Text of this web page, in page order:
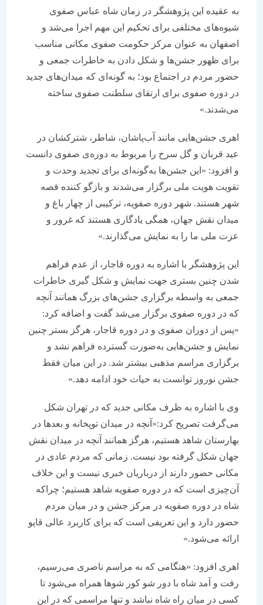
به عقیده این پژوهشگر در زمان شاه عباس صفوی
شیوه‌های مختلفی برای تحکیم این مهم اجرا می‌شد و
اصفهان به عنوان مرکز حکومت صفوی مکانی مناسب
برای ظهور جشن‌ها و شکل دادن به خاطرات جمعی و
حضور مردم در اجتماع بود؛ به گونه‌ای که میدان‌های جدید
در دوره صفوی برای ارتقای سلطنت صفوی ساخته
می‌شدند.»
اهری جشن‌هایی مانند آب‌پاشان، شاطر، شترکشان در
عید قربان و گل سرخ را مربوط به دوره‌ی صفوی دانست
و افزود: «این جشن‌ها به‌گونه‌ای برای تجدید وحدت و
تقویت هویت ملی برگزار می‌شدند و بازگو کننده قصه
شهر هستند. شهر دوره صفویه، ترکیبی از چهار باغ و
میدان نقش جهان، همگی یادگاری هستند که غرور و
عزت ملی ما را به نمایش می‌گذارند.»
این پژوهشگر با اشاره به دوره قاجار، از عدم فراهم
شدن چنین بستری جهت نمایش و شکل گیری خاطرات
جمعی به واسطه برگزاری جشن‌های بزرگ همانند آنچه
که در دوره صفوی برگزار می‌شد گفت و اضافه کرد:
«پس از دوران صفوی و در دوره‌ قاجار، هرگز بستر چنین
نمایش‌ و جشن‌هایی به‌صورت گسترده فراهم نشد و
برگزاری مراسم مذهبی بیشتر شد. در این میان فقط
جشن نوروز توانست به حیات خود ادامه دهد.»
وی با اشاره به ظرف مکانی جدید که در تهران شکل
می‌گرفت تصریح کرد:«آنچه در میدان توپخانه و بعدها در
بهارستان شاهد هستیم، هرگز همانند آنچه در میدان نقش
جهان شکل گرفته بود نیست. زمانی که مردم عادی در
مکانی حضور دارند از درباریان خبری نیست و این خلاف
آن‌چیزی است که در دوره صفویه شاهد هستیم؛ چراکه
شاه در دوره صفویه در مرکز جشن و در میان مردم
حضور دارد و این تعریفی است که برای کاربرد عالی قاپو
ارائه می‌شود.»
اهری افزود: «هنگامی که به مراسم ناصری می‌رسیم،
رفت و آمد شاه با دور شو کور شو‌ها همراه می‌شود تا
کسی در میان راه شاه نباشد و تنها مراسمی که در این